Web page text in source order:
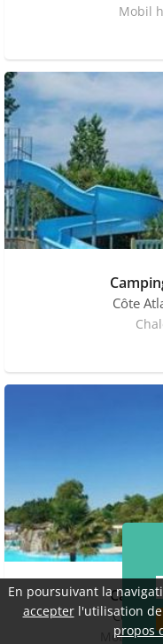
Mobil
Côte
Côte
Mobil
En poursuivant la
accepterl'utilisation de
propos